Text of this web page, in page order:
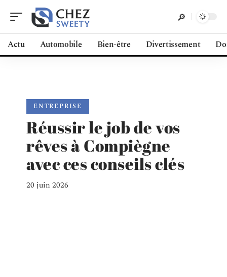
Actu Automobile Bien-être Divertissement
ENTREPRISE
Réussir le job de vos
rêves à Compiègne
avec ces conseils clés
20 juin 2026